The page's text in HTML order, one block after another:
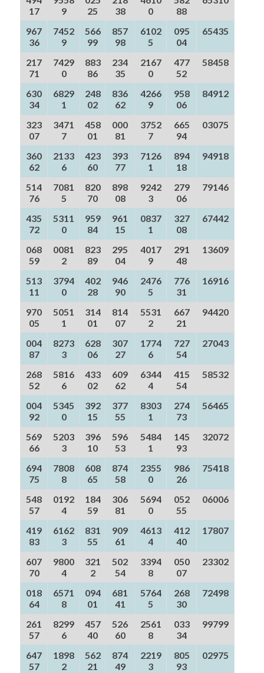
17
9
25
38
0
88
967
36
7452
9
566
99
857
98
6102
5
095
04
65435
217
71
7429
0
883
86
234
35
2167
0
477
52
58458
630
34
6829
1
248
02
836
62
4266
9
958
06
84912
323
07
3471
7
458
01
000
81
3752
7
665
94
03075
360
62
2133
6
423
60
393
77
7126
1
894
18
94918
514
76
7081
5
820
70
898
08
9242
3
279
06
79146
435
72
5311
0
959
84
961
15
0837
1
327
08
67442
068
59
0081
2
823
89
295
04
4017
9
291
48
13609
513
11
3794
0
402
28
946
90
2476
5
776
31
16916
970
05
5051
1
314
01
814
07
5531
2
667
21
94420
004
87
8273
3
628
06
307
27
1774
6
727
54
27043
268
52
5816
6
433
02
609
62
6344
4
415
54
58532
004
92
5345
0
392
15
377
55
8303
1
274
73
56465
569
66
5203
3
396
10
596
53
5484
1
145
93
32072
694
75
7808
8
608
65
874
58
2355
0
986
26
75418
548
57
0192
4
184
59
306
81
5694
0
052
55
06006
419
83
6162
3
831
55
909
61
4613
4
412
40
17807
607
70
9800
4
321
2
502
54
3394
8
050
07
23302
018
64
6571
8
094
01
681
41
5764
5
268
30
72498
261
57
8299
6
457
40
526
60
2561
8
033
34
99799
647
57
1898
2
562
21
874
49
2219
3
805
93
02975